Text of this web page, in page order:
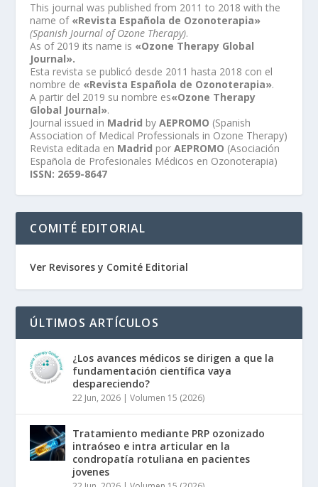
This journal was published from 2011 to 2018 with the
name of «Revista Española de Ozonoterapia»
(Spanish Journal of Ozone Therapy).
As of 2019 its name is «Ozone Therapy Global
Journal».
Esta revista se publicó desde 2011 hasta 2018 con el
nombre de «Revista Española de Ozonoterapia».
A partir del 2019 su nombre es«Ozone Therapy
Global Journal».
Journal issued in Madrid byAEPROMO (Spanish
Association of Medical Professionals in Ozone Therapy)
Revista editada en Madrid porAEPROMO (Asociación
Española de Profesionales Médicos en Ozonoterapia)
ISSN: 2659-8647
COMITÉ EDITORIAL
Ver Revisores y Comité Editorial
ÚLTIMOS ARTÍCULOS
¿Los avances médicos se dirigen a que la
fundamentación científica vaya
despareciendo?
22 Jun, 2026 |Volumen 15 (2026)
Tratamiento mediante PRP ozonizado
intraóseo e intra articular en la
condropatía rotuliana en pacientes
jovenes